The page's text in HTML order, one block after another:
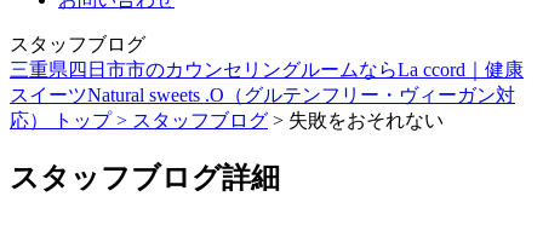
スタッフブログ
三重県四日市市のカウンセリングルームならLa ccord｜健康
スイーツNatural sweets .O（グルテンフリー・ヴィーガン対
応） トップ > スタッフブログ > 失敗をおそれない
スタッフブログ詳細